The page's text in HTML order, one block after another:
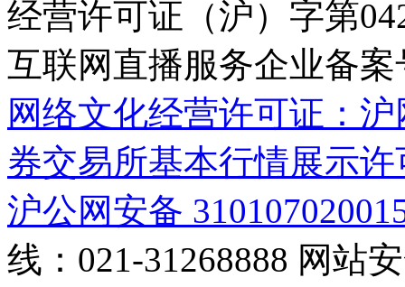
经营许可证（沪）字第
互联网直播服务企业备案
网络文化经营许可证：
券交易所基本行情展示许
沪公网安备
线：021-31268888 网站